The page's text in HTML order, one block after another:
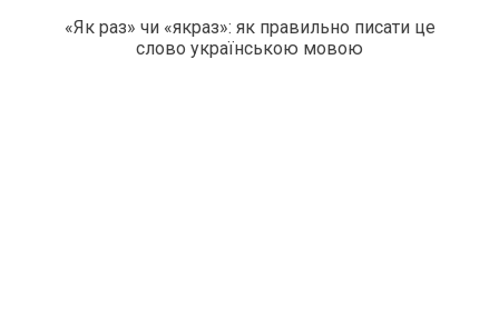
«Як раз» чи «якраз»: як правильно писати це
слово українською мовою